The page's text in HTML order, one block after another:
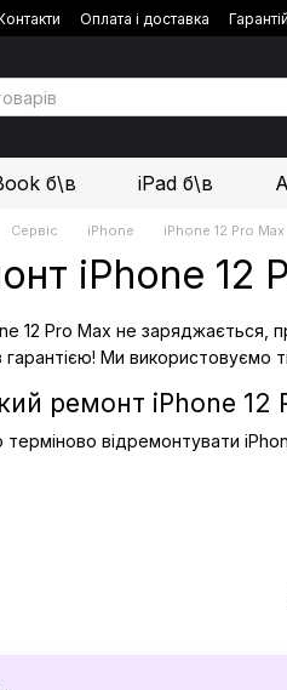
Оплата і доставка
б\в iPad б\в
Сервіс iPhone iPhone 12 Pro Max
iPhone 12
12 Pro Max не заряджається,
Ми використовуємо
ремонт iPhone 12
терміново відремонтувати